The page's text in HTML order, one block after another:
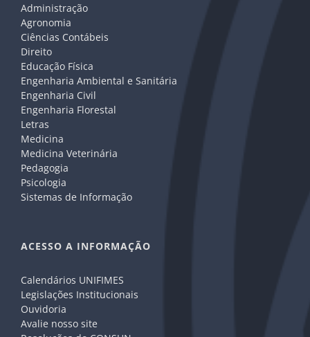
Administração
Agronomia
Ciências Contábeis
Direito
Educação Física
Engenharia Ambiental e Sanitária
Engenharia Civil
Engenharia Florestal
Letras
Medicina
Medicina Veterinária
Pedagogia
Psicologia
Sistemas de Informação
ACESSO A INFORMAÇÃO
Calendários UNIFIMES
Legislações Institucionais
Ouvidoria
Avalie nosso site